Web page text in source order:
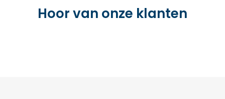
BEKIJK ALLE PRODUCTEN
Hoor van onze klanten